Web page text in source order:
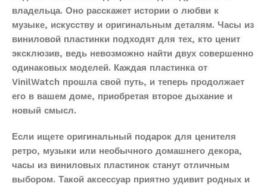
владельца. Оно расскажет истории о любви к
музыке, искусству и оригинальным деталям. Часы из
виниловой пластинки подходят для тех, кто ценит
эксклюзив, ведь невозможно найти двух совершенно
одинаковых моделей. Каждая пластинка от
VinilWatch прошла свой путь, и теперь продолжает
его в вашем доме, приобретая второе дыхание и
новый смысл.
Если ищете оригинальный подарок для ценителя
ретро, музыки или необычного домашнего декора,
часы из виниловых пластинок станут отличным
выбором. Такой аксессуар приятно удивит родных и